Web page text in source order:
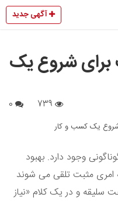
آگهی جدید
شروع یک
وجود دارد. بهبود
امری مثبت تلقی می شوند
سلیقه و در یک کلام «نیاز